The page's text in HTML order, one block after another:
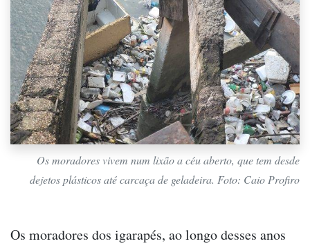
Os moradores vivem num lixão a céu aberto, que tem desde
dejetos plásticos até carcaça de geladeira. Foto: Caio Profiro
Os moradores dos igarapés, ao longo desses anos